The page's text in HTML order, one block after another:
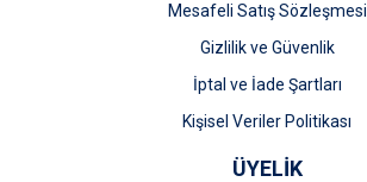
Mesafeli Satış Sözleşmesi
Gizlilik ve Güvenlik
İptal ve İade Şartları
Kişisel Veriler Politikası
ÜYELİK